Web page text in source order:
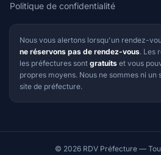
Politique de confidentialité
Nous vous alertons lorsqu'un rendez-
ne réservons pas de rendez-vous. Les
les préfectures sont gratuits et vous
propres moyens. Nous ne sommes ni un
site de préfecture.
© 2026 RDV Préfecture —